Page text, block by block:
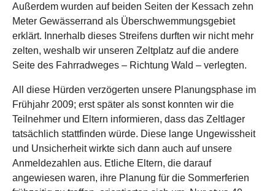
Außerdem wurden auf beiden Seiten der Kessach zehn
Meter Gewässerrand als Überschwemmungsgebiet
erklärt. Innerhalb dieses Streifens durften wir nicht mehr
zelten, weshalb wir unseren Zeltplatz auf die andere
Seite des Fahrradweges – Richtung Wald – verlegten.
All diese Hürden verzögerten unsere Planungsphase im
Frühjahr 2009; erst später als sonst konnten wir die
Teilnehmer und Eltern informieren, dass das Zeltlager
tatsächlich stattfinden würde. Diese lange Ungewissheit
und Unsicherheit wirkte sich dann auch auf unsere
Anmeldezahlen aus. Etliche Eltern, die darauf
angewiesen waren, ihre Planung für die Sommerferien